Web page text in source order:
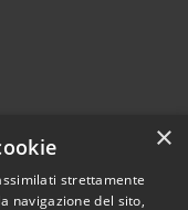
×
strettamente
navigazione del sito,